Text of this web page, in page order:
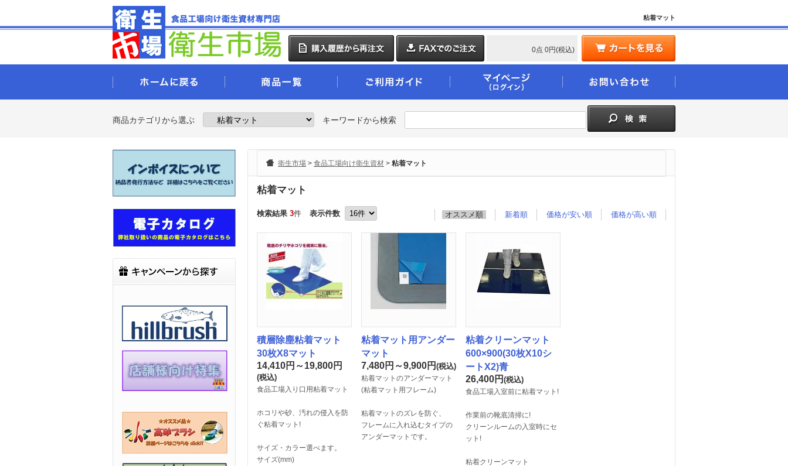
粘着マット
0点 0円(税込)
商品カテゴリから選ぶ キーワードから検索
衛生市場 > 食品工場向け衛生資材 > 粘着マット
粘着マット
検索結果 3件 表示件数 オススメ順 新着順 価格が安い順 価格が高い順
積層除塵粘着マット
30枚X8マット
14,410円～19,800円
(税込)
食品工場入り口用粘着マット
ホコリや砂、汚れの侵入を防
ぐ粘着マット!
サイズ・カラー選べます。
サイズ(mm)
粘着マット用アンダー
マット
7,480円～9,900円 (税込)
粘着マットのアンダーマット
(粘着マット用フレーム)
粘着マットのズレを防ぐ、
フレームに入れ込むタイプの
アンダーマットです。
粘着クリーンマット
600×900(30枚X10シ
ートX2)青
26,400円 (税込)
食品工場入室前に粘着マット!
作業前の靴底清掃に!
クリーンルームの入室時にセ
ット!
粘着クリーンマット